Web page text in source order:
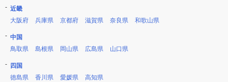
近畿
大阪府
兵庫県 京都府 滋賀県 奈良県 和歌山県
中国
鳥取県
島根県 岡山県 広島県 山口県
四国
徳島県
香川県 愛媛県 高知県